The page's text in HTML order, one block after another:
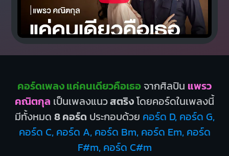
คอร์ดเพลง แค่คนเดียวคือเธอ จากศิลปิน แพรว
คณิตกุล เป็นเพลงแนวสตริงโดยคอร์ดในเพลงนี้
มีทั้งหมด 8 คอร์ด ประกอบด้วย คอร์ด D, คอร์ด G,
คอร์ด C, คอร์ด A, คอร์ด Bm, คอร์ด Em, คอร์ด
F#m, คอร์ด C#m